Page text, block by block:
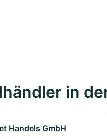
in
Handels GmbH